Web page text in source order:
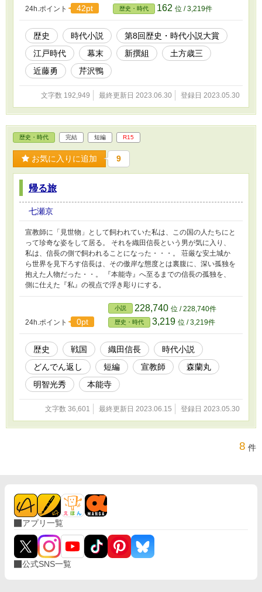
24h.ポイント 42pt 歴史・時代 162 位 / 3,219件
歴史 時代小説
第8回歴史・時代小説大賞
江戸時代
幕末 新撰組
土方歳三
近藤勇
芹沢鴨
文字数 192,949 最終更新日 2023.06.30 登録日 2023.05.30
歴史・時代 完結 短編 R15
お気に入りに追加 9
帰る旅
七瀬京
宣教師に「見世物」として飼われていた私は、この国の人たちにと
って珍奇な姿をして居る。 それを織田信長という男が気に入り、
私は、信長の側で飼われることになった・・・。 荘厳な安土城か
ら世界を見下ろす信長は、その傲岸な態度とは裏腹に、深い孤独を
抱えた人物だった・・。 『本能寺』へ至るまでの信長の孤独を、
側に仕えた『私』の視点で浮き彫りにする。
24h.ポイント 0pt
小説 228,740 位 / 228,740件
歴史・時代 3,219 位 / 3,219件
歴史 戦国 織田信長
時代小説
どんでん返し
短編 宣教師
森蘭丸
明智光秀
本能寺
文字数 36,601 最終更新日 2023.06.15 登録日 2023.05.30
8 件
アプリ一覧
公式SNS一覧